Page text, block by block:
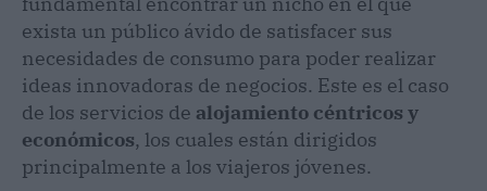
exista un público ávido de satisfacer sus
necesidades de consumo para poder realizar
ideas innovadoras de negocios. Este es el caso
de los servicios de alojamiento céntricos y
económicos, los cuales están dirigidos
principalmente a los viajeros jóvenes.